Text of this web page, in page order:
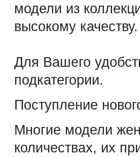
модели из
высокому качеству.
Для Вашего
подкатегории.
Поступление
Многие модели
количествах, их